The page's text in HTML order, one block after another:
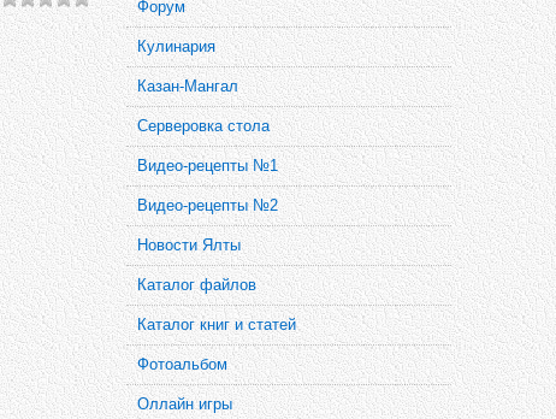
Форум
Кулинария
Казан-Мангал
Серверовка стола
Видео-рецепты №1
Видео-рецепты №2
Новости Ялты
Каталог файлов
Каталог книг и статей
Фотоальбом
Оллайн игры